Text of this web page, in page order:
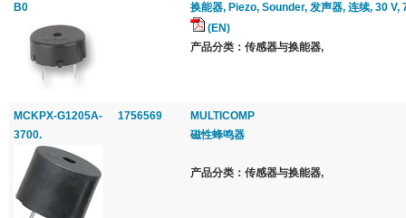
B0
换能器, Piezo, Sounder, 发声器, 连续, 30 V,
(EN)
产品分类：传感器与换能器,
MCKPX-G1205A-
3700.
1756569
MULTICOMP
磁性蜂鸣器
产品分类：传感器与换能器,